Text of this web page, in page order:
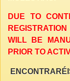
DUE TO
WILL BE
PRIOR TO